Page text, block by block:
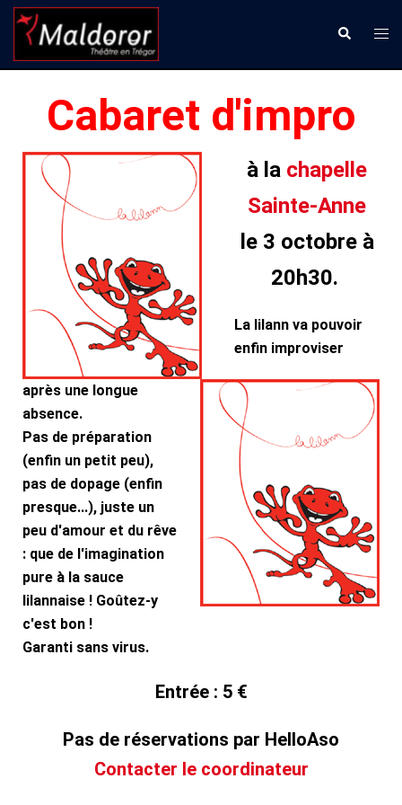
Aller
contenu
Cabaret d'impro
à la chapelle
Sainte-Anne
le 3 octobre à
20h30.
La lilann va pouvoir
enfin improviser
après une longue
absence.
Pas de préparation
(enfin un petit peu),
pas de dopage (enfin
presque...), juste un
peu d'amour et du rêve
: que de l'imagination
pure à la sauce
lilannaise ! Goûtez-y
c'est bon !
Garanti sans virus.
Entrée : 5 €
Pas de réservations par HelloAso
Contacter le coordinateur